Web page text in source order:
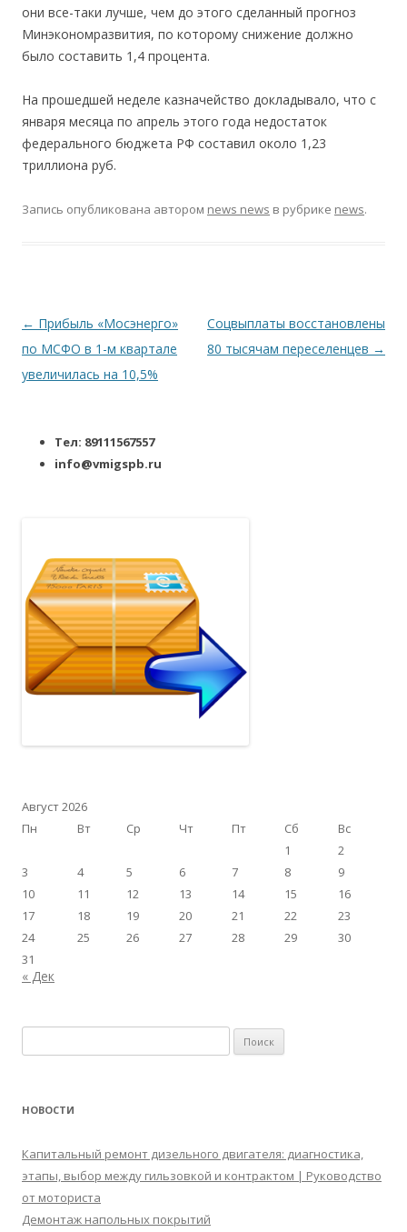
они все-таки лучше, чем до этого сделанный прогноз
Минэкономразвития, по которому снижение должно
было составить 1,4 процента.
На прошедшей неделе казначейство докладывало, что с
января месяца по апрель этого года недостаток
федерального бюджета РФ составил около 1,23
триллиона руб.
Запись опубликована автором news news в рубрике news.
Навигация по записям
← Прибыль «Мосэнерго»
по МСФО в 1-м квартале
увеличилась на 10,5%
Соцвыплаты восстановлены
80 тысячам переселенцев →
Тел: 89111567557
info@vmigspb.ru
Август 2026
Пн
Вт Ср Чт Пт Сб
Вс
1
2
3
4 5 6 7 8
9
10
11 12 13 14 15
16
17
18 19 20 21 22
23
24
25 26 27 28 29
30
31
« Дек
НОВОСТИ
Капитальный ремонт дизельного двигателя: диагностика,
этапы, выбор между гильзовкой и контрактом | Руководство
от моториста
Демонтаж напольных покрытий